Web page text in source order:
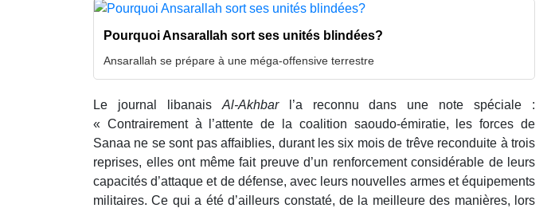
Pourquoi Ansarallah sort ses unités blindées?
Ansarallah se prépare à une méga-offensive terrestre
Le journal libanais Al-Akhbarl’a reconnu dans une note spéciale :
« Contrairement à l’attente de la coalition saoudo-émiratie, les forces de
Sanaa ne se sont pas affaiblies, durant les six mois de trêve reconduite à trois
reprises, elles ont même fait preuve d’un renforcement considérable de leurs
capacités d’attaque et de défense, avec leurs nouvelles armes et équipements
militaires. Ce qui a été d’ailleurs constaté, de la meilleure des manières, lors